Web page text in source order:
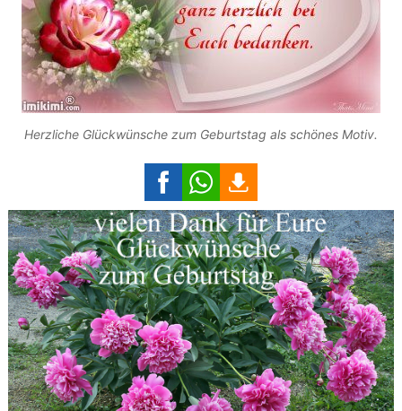
Herzliche Glückwünsche zum Geburtstag als schönes Motiv.